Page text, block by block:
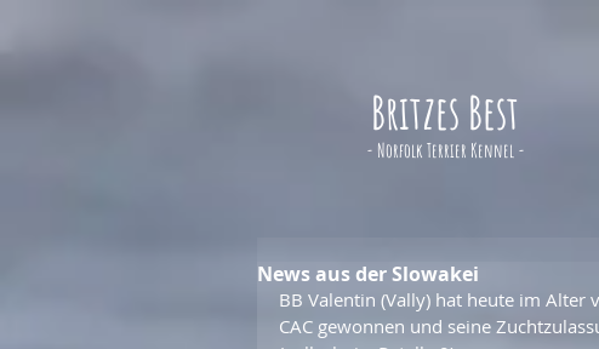
Britzes Best
- Norfolk Terrier Kennel -
News aus der Slowakei
BB Valentin (Vally) hat heute im Alter
CAC gewonnen und seine